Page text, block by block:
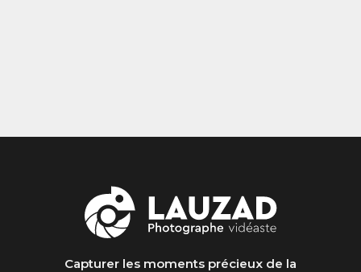
Capturer les moments précieux de la